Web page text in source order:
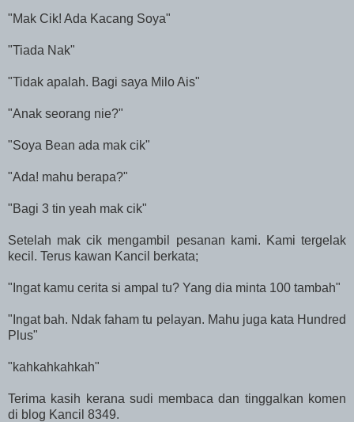
"Mak Cik! Ada Kacang Soya"
"Tiada Nak"
"Tidak apalah. Bagi saya Milo Ais"
"Anak seorang nie?"
"Soya Bean ada mak cik"
"Ada! mahu berapa?"
"Bagi 3 tin yeah mak cik"
Setelah mak cik mengambil pesanan kami. Kami tergelak
kecil. Terus kawan Kancil berkata;
"Ingat kamu cerita si ampal tu? Yang dia minta 100 tambah"
"Ingat bah. Ndak faham tu pelayan. Mahu juga kata Hundred
Plus"
"kahkahkahkah"
Terima kasih kerana sudi membaca dan tinggalkan komen
di blog Kancil 8349.